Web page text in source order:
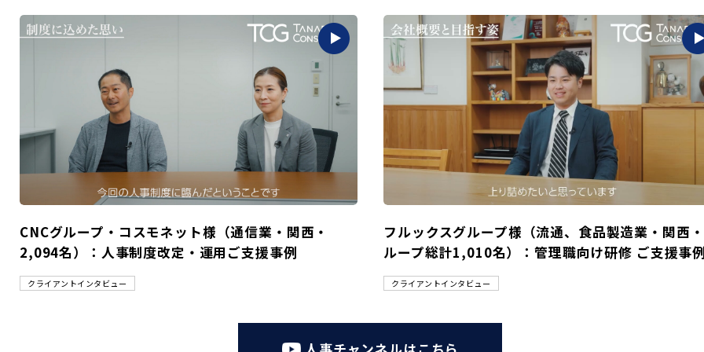
CNCグループ・コスモネット様（通信業・関西・
2,094名）：人事制度改定・運用ご支援事例
クライアントインタビュー
フルックスグループ様（流通、食品製造業・関西
ループ総計1,010名）：管理職向け研修 ご支援事
クライアントインタビュー